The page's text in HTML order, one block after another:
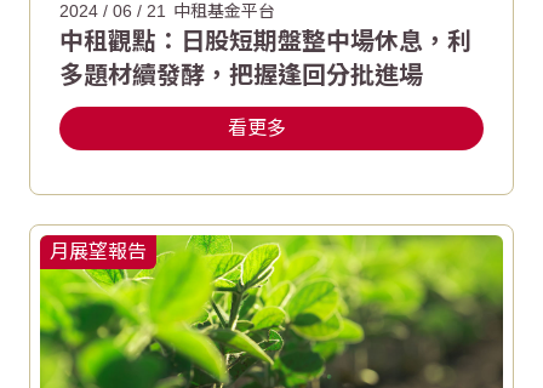
2024 / 06 / 21 中租基金平台
中租觀點：日股短期盤整中場休息，利
多題材續發酵，把握逢回分批進場
看更多
月展望報告